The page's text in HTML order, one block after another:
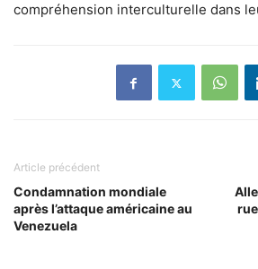
compréhension interculturelle dans
Article précédent
Condamnation mondiale
après l’attaque américaine au
Venezuela